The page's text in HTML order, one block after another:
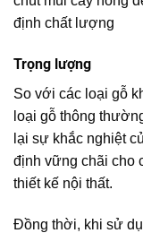
định chất lượng
Trọng lượng
So với các loại gỗ
loại gỗ thông
lại sự khắc nghiệt
định vững chãi cho
thiết kế nội thất.
Đồng thời, khi sử